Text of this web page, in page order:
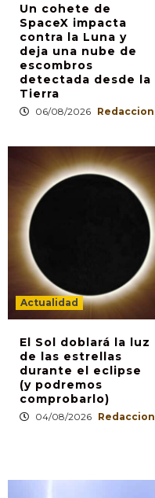
Un cohete de
SpaceX impacta
contra la Luna y
deja una nube de
escombros
detectada desde la
Tierra
06/08/2026 Redaccion
Actualidad
El Sol doblará la luz
de las estrellas
durante el eclipse
(y podremos
comprobarlo)
04/08/2026 Redaccion